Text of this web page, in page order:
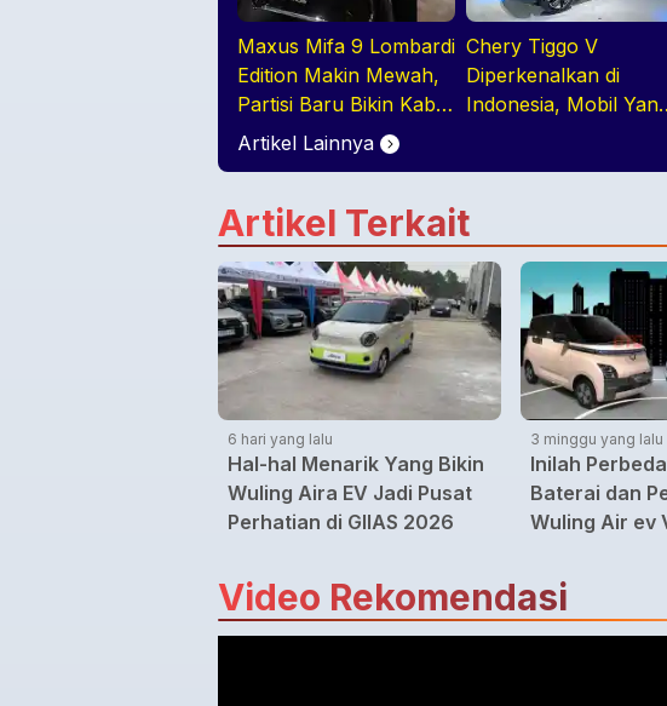
Maxus Mifa 9 Lombardi
Edition Makin Mewah,
Partisi Baru Bikin Kabin
Lebih Lapang dan
Chery Tiggo V
Diperkenalkan di
Indonesia, Mobil Yang
Artikel Lainnya
Artikel Terkait
6 hari yang lalu
Hal-hal Menarik Yang Bikin
Wuling Aira EV Jadi Pusat
Perhatian di GIIAS 2026
3 minggu yang lalu
Inilah
Baterai dan
Wuling Air ev
Video Rekomendasi